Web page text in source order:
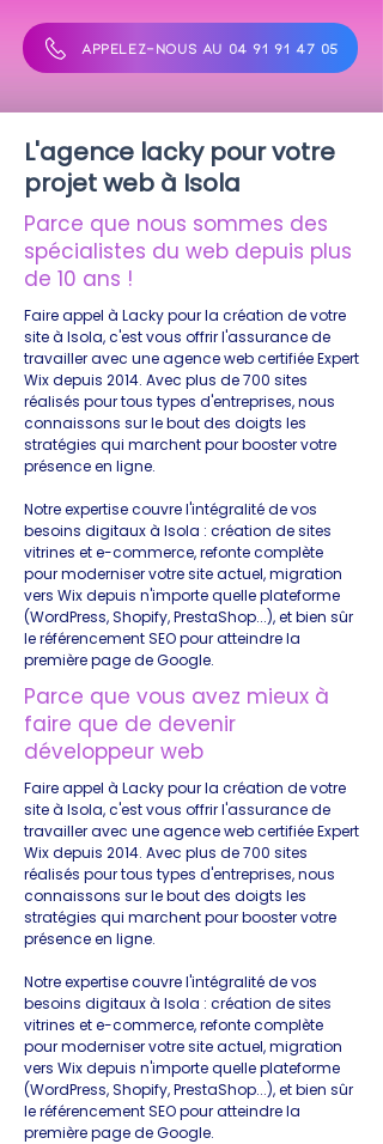
APPELEZ-NOUS AU 04 91 91 47 05
L'agence lacky pour votre
projet web à Isola
Parce que nous sommes des
spécialistes du web depuis plus
de 10 ans !
Faire appel à Lacky pour la création de votre
site à Isola, c'est vous offrir l'assurance de
travailler avec une agence web certifiée Expert
Wix depuis 2014. Avec plus de 700 sites
réalisés pour tous types d'entreprises, nous
connaissons sur le bout des doigts les
stratégies qui marchent pour booster votre
présence en ligne.
Notre expertise couvre l'intégralité de vos
besoins digitaux à Isola : création de sites
vitrines et e-commerce, refonte complète
pour moderniser votre site actuel, migration
vers Wix depuis n'importe quelle plateforme
(WordPress, Shopify, PrestaShop...), et bien sûr
le référencement SEO pour atteindre la
première page de Google.
Parce que vous avez mieux à
faire que de devenir
développeur web
Faire appel à Lacky pour la création de votre
site à Isola, c'est vous offrir l'assurance de
travailler avec une agence web certifiée Expert
Wix depuis 2014. Avec plus de 700 sites
réalisés pour tous types d'entreprises, nous
connaissons sur le bout des doigts les
stratégies qui marchent pour booster votre
présence en ligne.
Notre expertise couvre l'intégralité de vos
besoins digitaux à Isola : création de sites
vitrines et e-commerce, refonte complète
pour moderniser votre site actuel, migration
vers Wix depuis n'importe quelle plateforme
(WordPress, Shopify, PrestaShop...), et bien sûr
le référencement SEO pour atteindre la
première page de Google.